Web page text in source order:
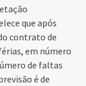
que após
contrato de
em número
de faltas
é de